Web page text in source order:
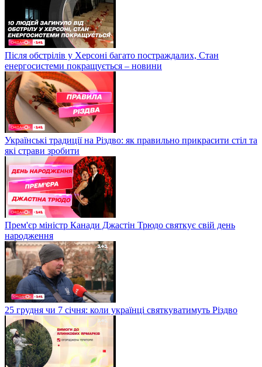
Після обстрілів у Херсоні багато постраждалих, Стан
енергосистеми покращується – новини
Українські традиції на Різдво: як правильно прикрасити стіл та
які страви зробити
Прем'єр міністр Канади Джастін Трюдо святкує свій день
народження
25 грудня чи 7 січня: коли українці святкуватимуть Різдво